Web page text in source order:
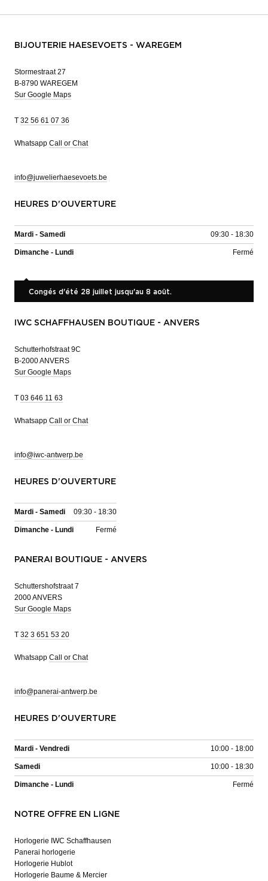
BIJOUTERIE HAESEVOETS - WAREGEM
Stormestraat 27
B-8790 WAREGEM
Sur Google Maps
T 32 56 61 07 36
Whatsapp Call or Chat
info@juwelierhaesevoets.be
HEURES D'OUVERTURE
Mardi - Samedi 09:30 - 18:30
Dimanche - Lundi Fermé
Congés d'été 28 juillet jusqu'au 8 août.
IWC SCHAFFHAUSEN BOUTIQUE - ANVERS
Schutterhofstraat 9C
B-2000 ANVERS
Sur Google Maps
T 03 646 11 63
Whatsapp Call or Chat
info@iwc-antwerp.be
HEURES D'OUVERTURE
Mardi - Samedi 09:30 - 18:30
Dimanche - Lundi Fermé
PANERAI BOUTIQUE - ANVERS
Schuttershofstraat 7
2000 ANVERS
Sur Google Maps
T 32 3 651 53 20
Whatsapp Call or Chat
info@panerai-antwerp.be
HEURES D'OUVERTURE
Mardi - Vendredi 10:00 - 18:00
Samedi 10:00 - 18:30
Dimanche - Lundi Fermé
NOTRE OFFRE EN LIGNE
Horlogerie IWC Schaffhausen
Panerai horlogerie
Horlogerie Hublot
Horlogerie Baume & Mercier